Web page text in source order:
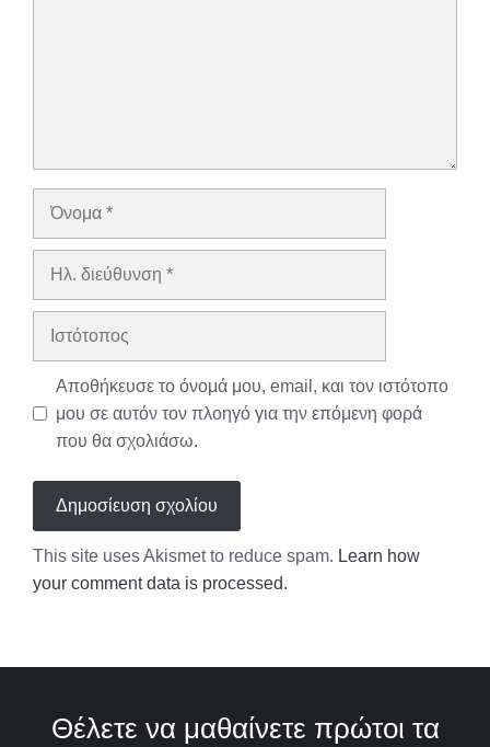
Όνομα
Ηλ.
Ιστότοπος
Αποθήκευσε το όνομά μου, email, και τον ιστότοπο
μου σε αυτόν τον πλοηγό για την επόμενη φορά
που θα σχολιάσω.
This site uses Akismet to reduce spam. Learn how
your comment data is processed.
Θέλετε να μαθαίνετε πρώτοι τα